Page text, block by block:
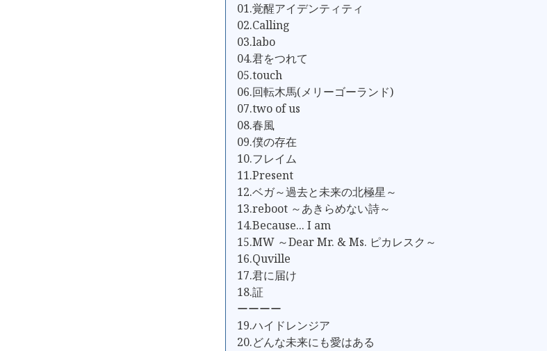
01.覚醒アイデンティティ
02.Calling
03.labo
04.君をつれて
05.touch
06.回転木馬(メリーゴーランド)
07.two of us
08.春風
09.僕の存在
10.フレイム
11.Present
12.ベガ～過去と未来の北極星～
13.reboot ～あきらめない詩～
14.Because... I am
15.MW ～Dear Mr. & Ms. ピカレスク～
16.Quville
17.君に届け
18.証
ーーーー
19.ハイドレンジア
20.どんな未来にも愛はある